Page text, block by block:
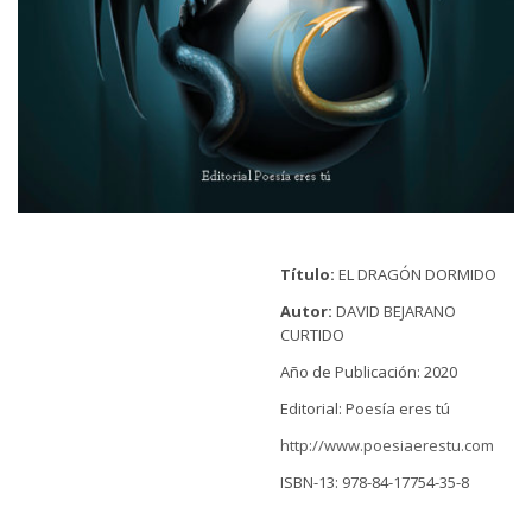
Título: EL DRAGÓN DORMIDO
Autor: DAVID BEJARANO
CURTIDO
Año de Publicación: 2020
Editorial: Poesía eres tú
http://www.poesiaerestu.com
ISBN-13: 978-84-17754-35-8